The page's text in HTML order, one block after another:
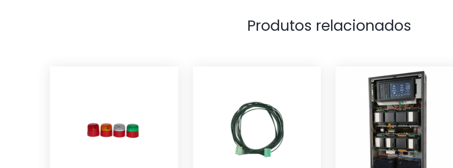
Produtos relacionados